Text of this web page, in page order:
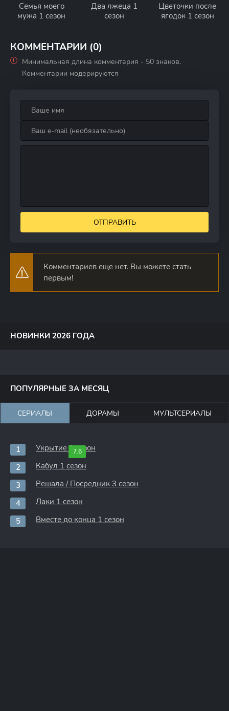
Семья моего
мужа 1 сезон
Два лжеца 1
сезон
Цветочки после
ягодок 1 сезон
КОММЕНТАРИИ (0)
Минимальная длина комментария - 50 знаков.
Комментарии модерируются
ОТПРАВИТЬ
Комментариев еще нет. Вы можете стать
первым!
НОВИНКИ 2026 ГОДА
ПОПУЛЯРНЫЕ ЗА МЕСЯЦ
СЕРИАЛЫ ДОРАМЫ МУЛЬТСЕРИАЛЫ
7.6
Укрытие 3 сезон
Кабул 1 сезон
Решала / Посредник 3 сезон
Лаки 1 сезон
Вместе до конца 1 сезон